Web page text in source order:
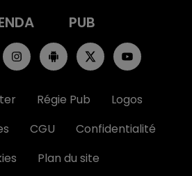
PUB
Régie Pub
Logos
CGU
Confidentialité
Plan du site